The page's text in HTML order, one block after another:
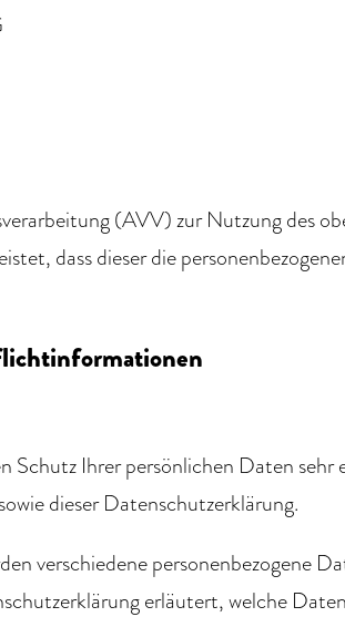
(AVV) zur Nutzung des
dass dieser die
Schutz Ihrer persönlichen Daten
dieser Datenschutzerklärung.
verschiedene personenbezogene
erläutert, welche